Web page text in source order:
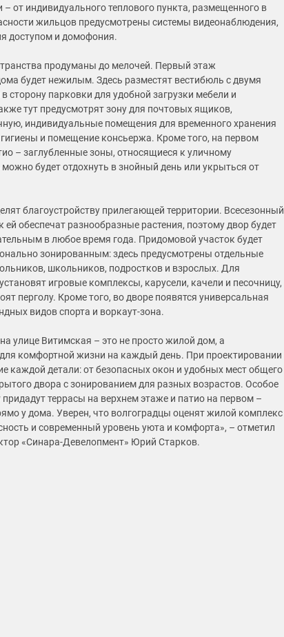
от индивидуального теплового пункта, размещенного в
жильцов предусмотрены системы видеонаблюдения,
доступом и домофония.
продуманы до мелочей. Первый этаж
будет нежилым. Здесь разместят вестибюль с двумя
сторону парковки для удобной загрузки мебели и
тут предусмотрят зону для почтовых ящиков,
индивидуальные помещения для временного хранения
и помещение консьержа. Кроме того, на первом
– заглубленные зоны, относящиеся к уличному
можно будет отдохнуть в знойный день или укрыться от
благоустройству прилегающей территории. Всесезонный
обеспечат разнообразные растения, поэтому двор будет
в любое время года. Придомовой участок будет
зонированным: здесь предусмотрены отдельные
школьников, подростков и взрослых. Для
игровые комплексы, карусели, качели и песочницу,
перголу. Кроме того, во дворе появятся универсальная
видов спорта и воркаут-зона.
улице Витимская – это не просто жилой дом, а
комфортной жизни на каждый день. При проектировании
каждой детали: от безопасных окон и удобных мест общего
двора с зонированием для разных возрастов. Особое
террасы на верхнем этаже и патио на первом –
у дома. Уверен, что волгоградцы оценят жилой комплекс
и современный уровень уюта и комфорта», – отметил
«Синара‑Девелопмент» Юрий Старков.